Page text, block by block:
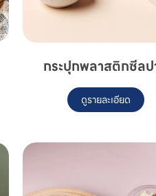
กระปุกพลาสติกซีล
ดูรายละเอียด